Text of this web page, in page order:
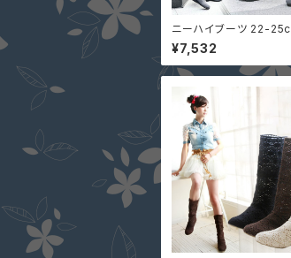
ニーハイブーツ 22-
レー レディース ニット
ェッジ ローヒール 秋
46 大人可愛い デート
¥7,532